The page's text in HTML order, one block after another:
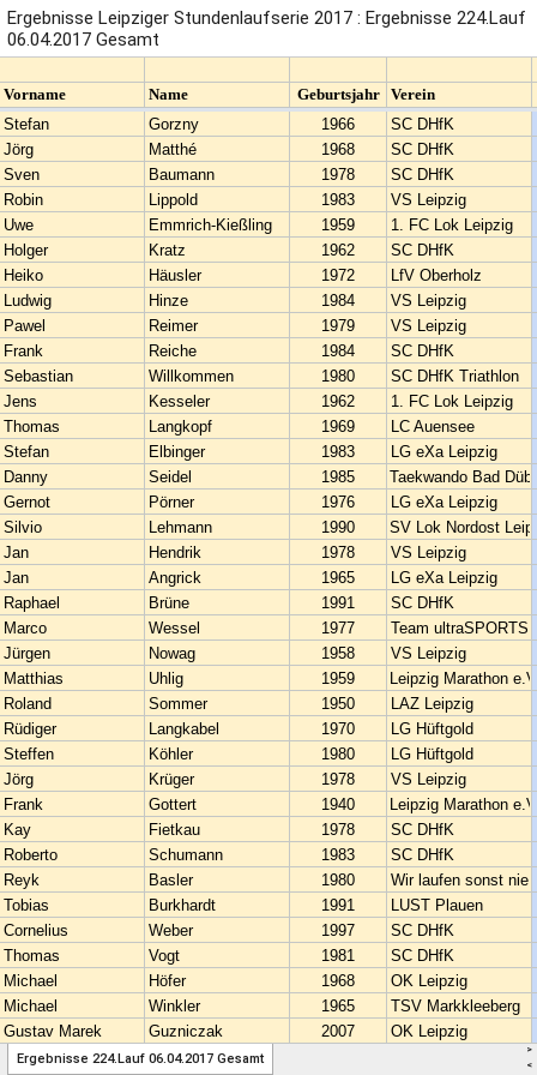
Ergebnisse Leipziger Stundenlaufserie 2017 : Ergebnisse 224.Lauf
06.04.2017 Gesamt
Ergebnisse 224.Lauf 06.04.2017 Gesamt
>
<